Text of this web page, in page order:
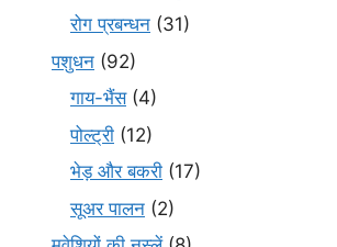
रोग प्रबन्धन (31)
पशुधन (92)
गाय-भैंस(4)
पोल्ट्री (12)
भेड़ और बकरी (17)
सूअर पालन (2)